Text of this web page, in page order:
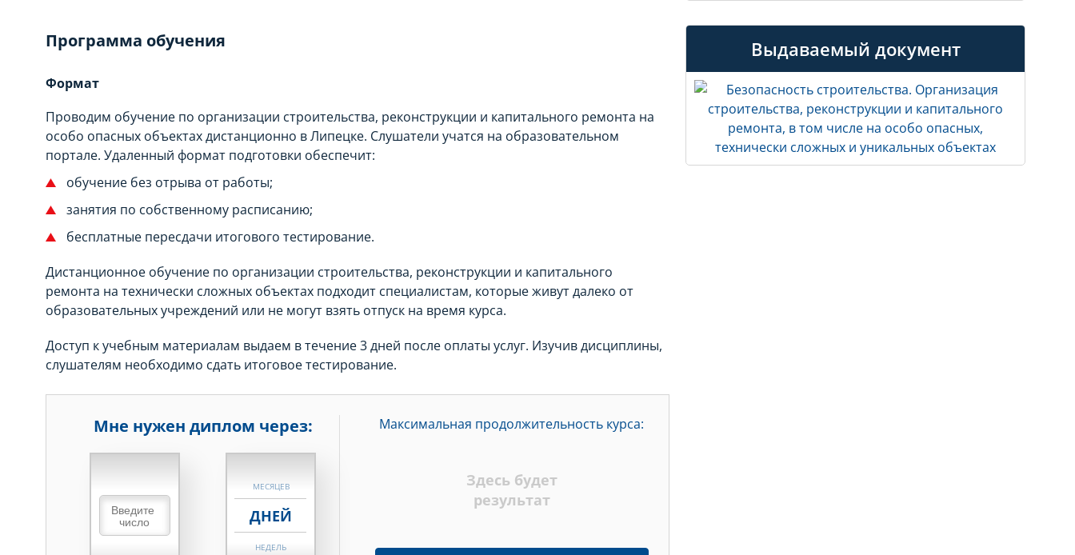
Выдаваемый документ
Программа обучения
Формат
Проводим обучение по организации строительства, реконструкции и капитального ремонта на
особо опасных объектах дистанционно в Липецке. Слушатели учатся на образовательном
портале. Удаленный формат подготовки обеспечит:
обучение без отрыва от работы;
занятия по собственному расписанию;
бесплатные пересдачи итогового тестирование.
Дистанционное обучение по организации строительства, реконструкции и капитального
ремонта на технически сложных объектах подходит специалистам, которые живут далеко от
образовательных учреждений или не могут взять отпуск на время курса.
Доступ к учебным материалам выдаем в течение 3 дней после оплаты услуг. Изучив дисциплины,
слушателям необходимо сдать итоговое тестирование.
Мне нужен диплом через:
НЕДЕЛЬ
МЕСЯЦЕВ
ДНЕЙ
НЕДЕЛЬ
Максимальная продолжительность курса:
Здесь будет
результат